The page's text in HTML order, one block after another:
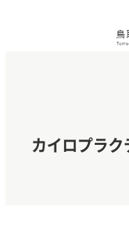
カイロプラ